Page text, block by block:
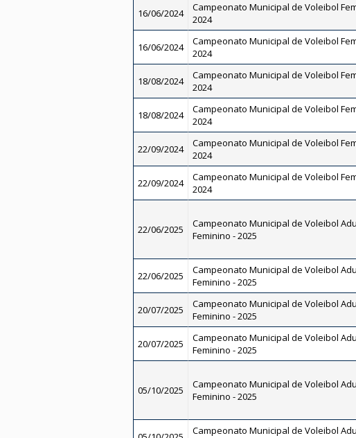
16/06/2024
Campeonato Municipal de Voleibol
2024
16/06/2024
Campeonato Municipal de Voleibol
2024
18/08/2024
Campeonato Municipal de Voleibol
2024
18/08/2024
Campeonato Municipal de Voleibol
2024
22/09/2024
Campeonato Municipal de Voleibol
2024
22/09/2024
Campeonato Municipal de Voleibol
2024
22/06/2025
Campeonato Municipal de Voleibol
Feminino - 2025
22/06/2025
Campeonato Municipal de Voleibol
Feminino - 2025
20/07/2025
Campeonato Municipal de Voleibol
Feminino - 2025
20/07/2025
Campeonato Municipal de Voleibol
Feminino - 2025
05/10/2025
Campeonato Municipal de Voleibol
Feminino - 2025
Campeonato Municipal de Voleibol